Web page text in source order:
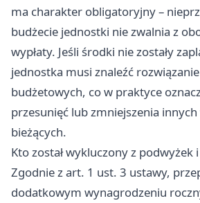
ma charakter obligatoryjny –
budżecie jednostki nie zwalnia z
wypłaty. Jeśli środki nie zostały
jednostka musi znaleźć
budżetowych, co w praktyce
przesunięć lub zmniejszenia
bieżących.
Kto został wykluczony z podwyżek
Zgodnie z art. 1 ust. 3 ustawy,
dodatkowym wynagrodzeniu